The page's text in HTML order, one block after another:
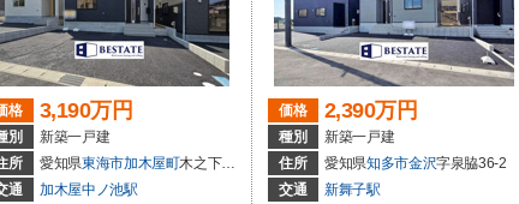
格 3,190万円
別
新築一戸建
所
愛知県東海市加木屋町木之下152
通
加木屋中ノ池駅
価格 2,390万円
種別
新築一戸建
住所
愛知県知多市金沢字泉脇36-2
交通
新舞子駅